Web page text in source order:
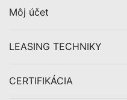
Môj účet
LEASING TECHNIKY
CERTIFIKÁCIA